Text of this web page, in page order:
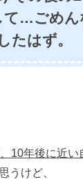
て…ごめん
たはず。
10年後に近い
うけど、